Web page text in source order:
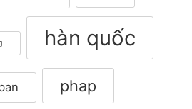
hàn quốc
phap